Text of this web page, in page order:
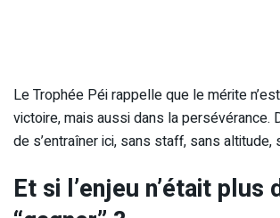
Le Trophée Péi rappelle que le mérite
victoire, mais aussi dans la persévérance.
de s’entraîner ici, sans staff, sans
Et si l’enjeu n’était plus